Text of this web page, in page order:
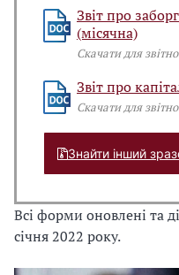
Звіт про
(місячна)
Скачати для
Звіт про
Скачати для
Знайти інший
Всі форми оновлені та
січня 2022 року.